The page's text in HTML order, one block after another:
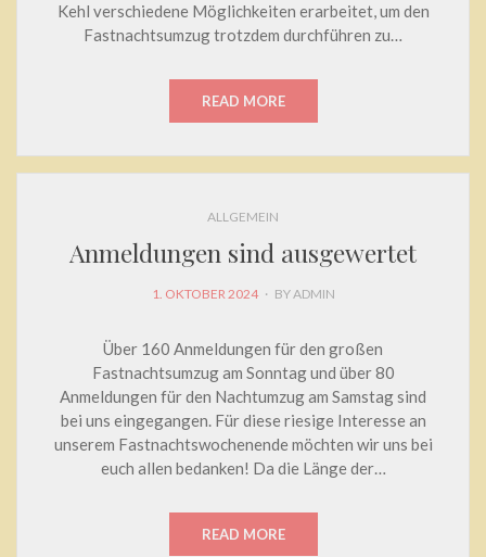
Kehl verschiedene Möglichkeiten erarbeitet, um den
Fastnachtsumzug trotzdem durchführen zu…
READ MORE
ALLGEMEIN
Anmeldungen sind ausgewertet
POSTED
1. OKTOBER 2024 BYADMIN
Über 160 Anmeldungen für den großen
Fastnachtsumzug am Sonntag und über 80
Anmeldungen für den Nachtumzug am Samstag sind
bei uns eingegangen. Für diese riesige Interesse an
unserem Fastnachtswochenende möchten wir uns bei
euch allen bedanken! Da die Länge der…
READ MORE